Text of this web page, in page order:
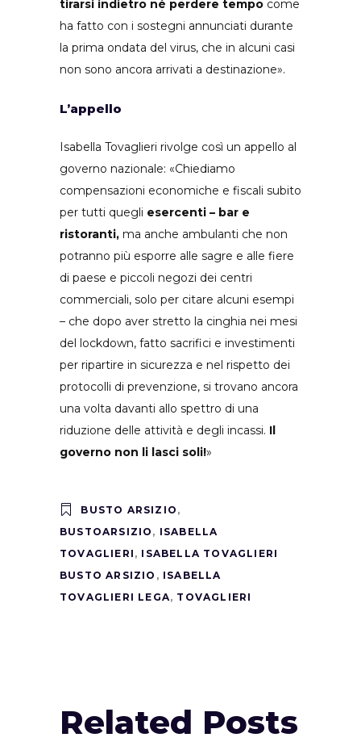
tirarsi indietro né perdere tempo come
ha fatto con i sostegni annunciati durante
la prima ondata del virus, che in alcuni casi
non sono ancora arrivati a destinazione».
L’appello
Isabella Tovaglieri rivolge così un appello al
governo nazionale: «Chiediamo
compensazioni economiche e fiscali subito
per tutti quegli esercenti – bar e
ristoranti, ma anche ambulanti che non
potranno più esporre alle sagre e alle fiere
di paese e piccoli negozi dei centri
commerciali, solo per citare alcuni esempi
– che dopo aver stretto la cinghia nei mesi
del lockdown, fatto sacrifici e investimenti
per ripartire in sicurezza e nel rispetto dei
protocolli di prevenzione, si trovano ancora
una volta davanti allo spettro di una
riduzione delle attività e degli incassi. Il
governo non li lasci soli!»
BUSTO ARSIZIO ,
BUSTOARSIZIO , ISABELLA
TOVAGLIERI , ISABELLA TOVAGLIERI
BUSTO ARSIZIO , ISABELLA
TOVAGLIERI LEGA, TOVAGLIERI
Related Posts